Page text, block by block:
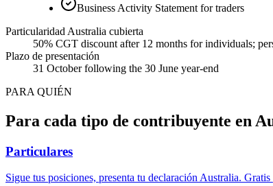
Business Activity Statement for traders
Particularidad Australia cubierta
50% CGT discount after 12 months for individuals;
Plazo de presentación
31 October following the 30 June year-end
PARA QUIÉN
Para cada tipo de contribuyente en
Particulares
Sigue tus posiciones, presenta tu declaración Australia.